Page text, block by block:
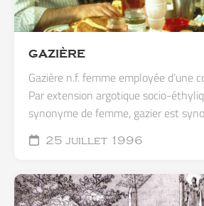
GAZIÈRE
Gazière n.f. femme employée d’une
Par extension argotique socio-
synonyme de femme, gazier est
25 juillet 1996